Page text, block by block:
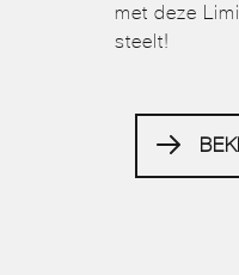
met deze
steelt!